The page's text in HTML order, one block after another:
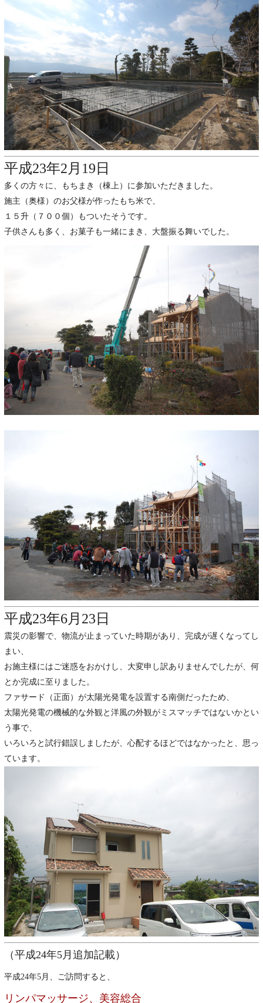
平成23年2月19日
多くの方々に、もちまき（棟上）に参加いただきました。
施主（奥様）のお父様が作ったもち米で、
１５升（７００個）もついたそうです。
子供さんも多く、お菓子も一緒にまき、大盤振る舞いでした。
平成23年6月23日
震災の影響で、物流が止まっていた時期があり、完成が遅くなってし
まい、
お施主様にはご迷惑をおかけし、大変申し訳ありませんでしたが、何
とか完成に至りました。
ファサード（正面）が太陽光発電を設置する南側だったため、
太陽光発電の機械的な外観と洋風の外観がミスマッチではないかとい
う事で、
いろいろと試行錯誤しましたが、心配するほどではなかったと、思っ
ています。
（平成24年5月追加記載）
平成24年5月、ご訪問すると、
リンパマッサージ、美容総合